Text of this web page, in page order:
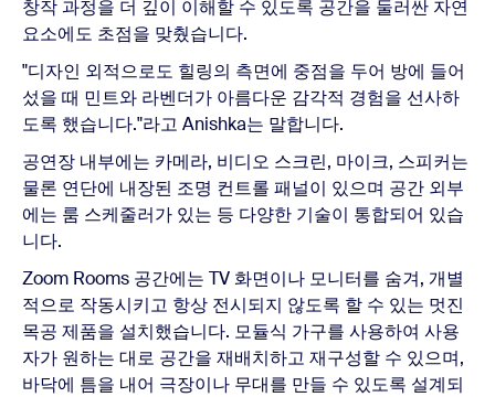
창작 과정을 더 깊이 이해할 수 있도록 공간을 둘러싼 자연
요소에도 초점을 맞췄습니다.
"디자인 외적으로도 힐링의 측면에 중점을 두어 방에 들어
섰을 때 민트와 라벤더가 아름다운 감각적 경험을 선사하
도록 했습니다."라고 Anishka는 말합니다.
공연장 내부에는 카메라, 비디오 스크린, 마이크, 스피커는
물론 연단에 내장된 조명 컨트롤 패널이 있으며 공간 외부
에는 룸 스케줄러가 있는 등 다양한 기술이 통합되어 있습
니다.
Zoom Rooms 공간에는 TV 화면이나 모니터를 숨겨, 개별
적으로 작동시키고 항상 전시되지 않도록 할 수 있는 멋진
목공 제품을 설치했습니다. 모듈식 가구를 사용하여 사용
자가 원하는 대로 공간을 재배치하고 재구성할 수 있으며,
바닥에 틈을 내어 극장이나 무대를 만들 수 있도록 설계되